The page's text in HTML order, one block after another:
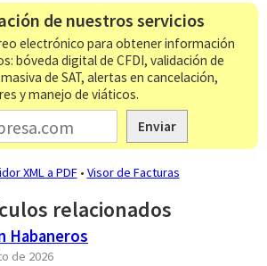
de nuestros servicios
electrónico para obtener información
bóveda digital de CFDI, validación de
de SAT, alertas en cancelación,
y manejo de viáticos.
Enviar
XML a PDF• Visor de Facturas
relacionados
Habaneros
de 2026